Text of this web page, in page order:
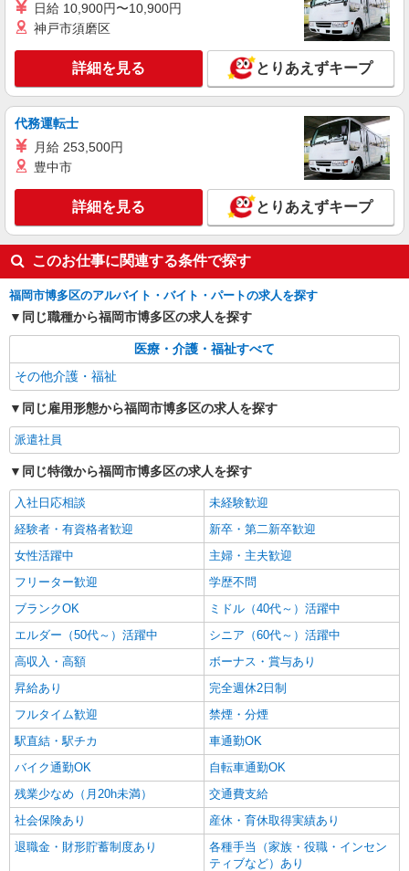
日給 10,900円〜10,900円
神戸市須磨区
詳細を見る とりあえずキープ
代務運転士
月給 253,500円
豊中市
詳細を見る とりあえずキープ
このお仕事に関連する条件で探す
福岡市博多区のアルバイト・バイト・パートの求人を探す
同じ職種から福岡市博多区の求人を探す
医療・介護・福祉すべて
その他介護・福祉
同じ雇用形態から福岡市博多区の求人を探す
派遣社員
同じ特徴から福岡市博多区の求人を探す
入社日応相談
未経験歓迎
経験者・有資格者歓迎
新卒・第二新卒歓迎
女性活躍中
主婦・主夫歓迎
フリーター歓迎
学歴不問
ブランクOK
ミドル（40代～）活躍中
エルダー（50代～）活躍中
シニア（60代～）活躍中
高収入・高額
ボーナス・賞与あり
昇給あり
完全週休2日制
フルタイム歓迎
禁煙・分煙
駅直結・駅チカ
車通勤OK
バイク通勤OK
自転車通勤OK
残業少なめ（月20h未満）
交通費支給
社会保険あり
産休・育休取得実績あり
退職金・財形貯蓄制度あり
各種手当（家族・役職・インセン
ティブなど）あり